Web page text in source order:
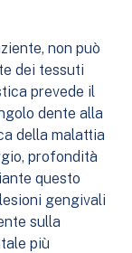
non può
dei tessuti
prevede il
dente alla
della malattia
profondità
questo
gengivali
sulla
più